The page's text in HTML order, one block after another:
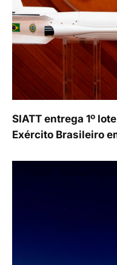
SIATT entrega 1º
Exército Brasileiro